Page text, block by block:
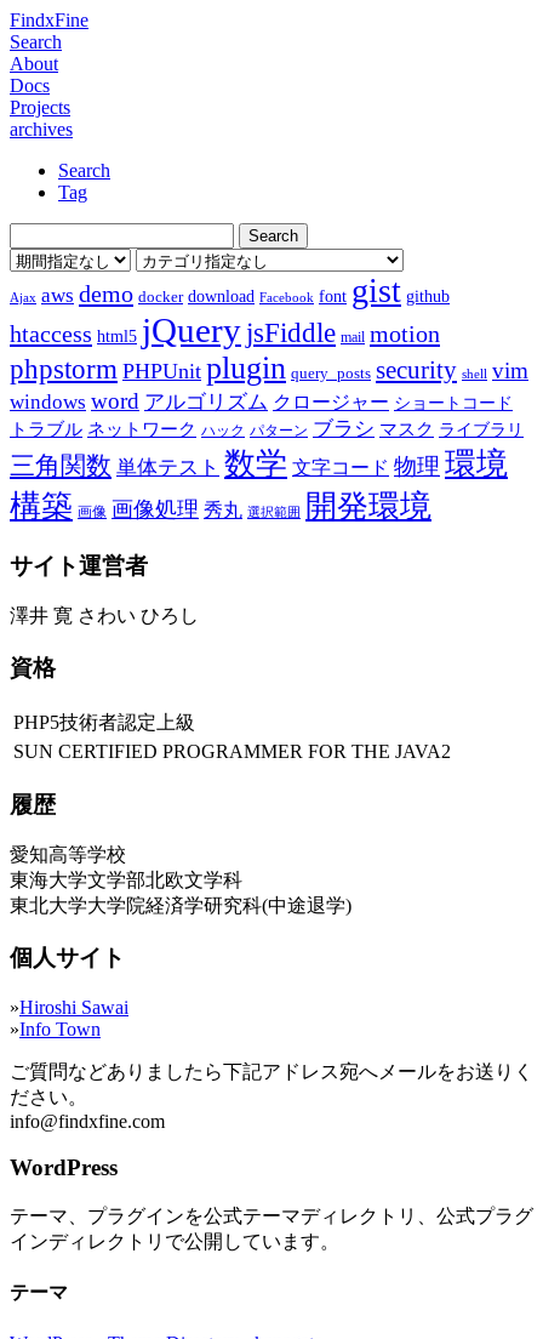
FindxFine
Search
About
Docs
Projects
archives
Search
Tag
Ajax aws demo docker download Facebook font gist github
htaccess html5 jQuery jsFiddle mail motion
phpstorm PHPUnit plugin query_posts security shell vim
windows word アルゴリズム クロージャー ショートコード
トラブル ネットワーク ハック パターン ブラシ マスク ライブラリ
三角関数 単体テスト 数学 文字コード 物理 環境
構築 画像 画像処理 秀丸 選択範囲 開発環境
サイト運営者
澤井 寛 さわい ひろし
資格
PHP5技術者認定上級
SUN CERTIFIED PROGRAMMER FOR THE JAVA2
履歴
愛知高等学校
東海大学文学部北欧文学科
東北大学大学院経済学研究科(中途退学)
個人サイト
»Hiroshi Sawai
»Info Town
ご質問などありましたら下記アドレス宛へメールをお送りく
ださい。
info@findxfine.com
WordPress
テーマ、プラグインを公式テーマディレクトリ、公式プラグ
インディレクトリで公開しています。
テーマ